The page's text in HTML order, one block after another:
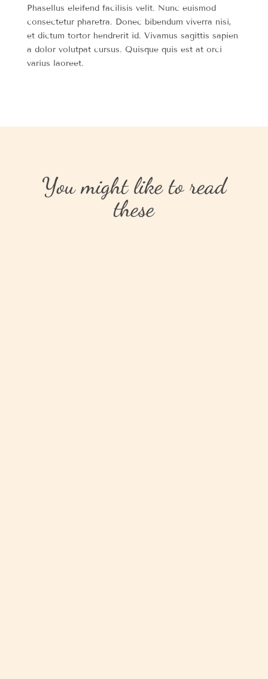
Phasellus eleifend facilisis velit. Nunc euismod
consectetur pharetra. Donec bibendum viverra nisi,
et dictum tortor hendrerit id. Vivamus sagittis sapien
a dolor volutpat cursus. Quisque quis est at orci
varius laoreet.
You might like to read
these